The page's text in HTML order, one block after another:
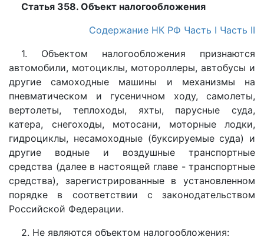
Статья 358. Объект налогообложения
Содержание НК РФ Часть I Часть II
1. Объектом налогообложения признаются
автомобили, мотоциклы, мотороллеры, автобусы и
другие самоходные машины и механизмы на
пневматическом и гусеничном ходу, самолеты,
вертолеты, теплоходы, яхты, парусные суда,
катера, снегоходы, мотосани, моторные лодки,
гидроциклы, несамоходные (буксируемые суда) и
другие водные и воздушные транспортные
средства (далее в настоящей главе - транспортные
средства), зарегистрированные в установленном
порядке в соответствии с законодательством
Российской Федерации.
2. Не являются объектом налогообложения: